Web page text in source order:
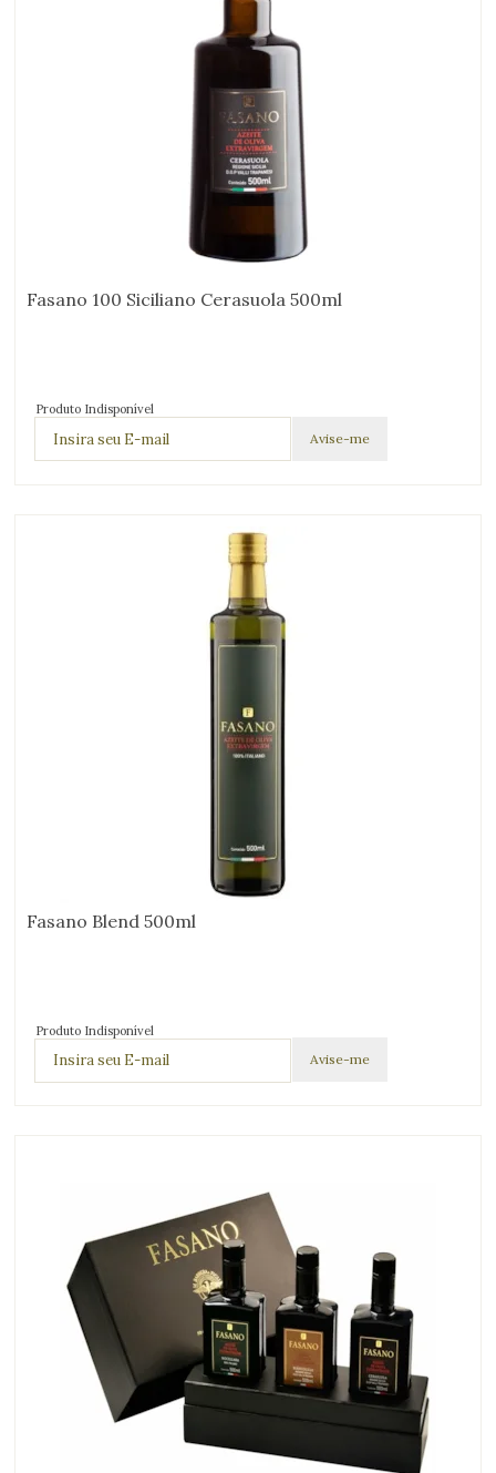
Fasano 100 Siciliano Cerasuola 500ml
Produto Indisponível
Fasano Blend 500ml
Produto Indisponível